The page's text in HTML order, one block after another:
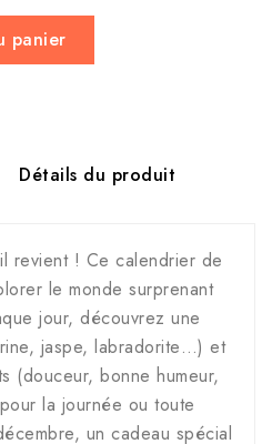
panier
Détails du produit
revient ! Ce calendrier de
le monde surprenant
jour, découvrez une
jaspe, labradorite…) et
(douceur, bonne humeur,
la journée ou toute
un cadeau spécial